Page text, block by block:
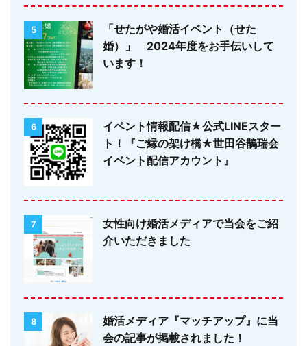
5
「せたがや婚活イベント（せた
婚）」 2024年度をお手伝いして
います！
6
イベント情報配信★公式LINEスター
ト！『ご縁の架け橋★世田谷鵲瑞会
イベント配信アカウント』
7
女性向け婚活メディアで当会をご紹
介いただきました
8
婚活メディア『マッチアップ』に当
会の記事が掲載されました！